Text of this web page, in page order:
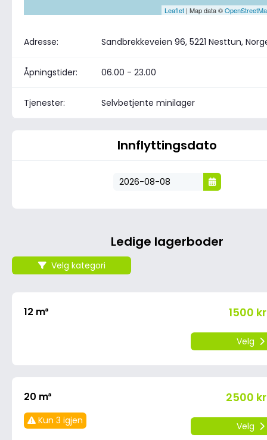
Leaflet | Map data ©
Adresse: Sandbrekkeveien 96, 5221 Nesttun,
Åpningstider: 06.00 - 23.00
Tjenester: Selvbetjente minilager
Innflyttingsdato
Ledige lagerboder
Velg kategori
12 m³ 1500 kr
Velg
20 m³
Kun 3 igjen
2500 kr
Velg